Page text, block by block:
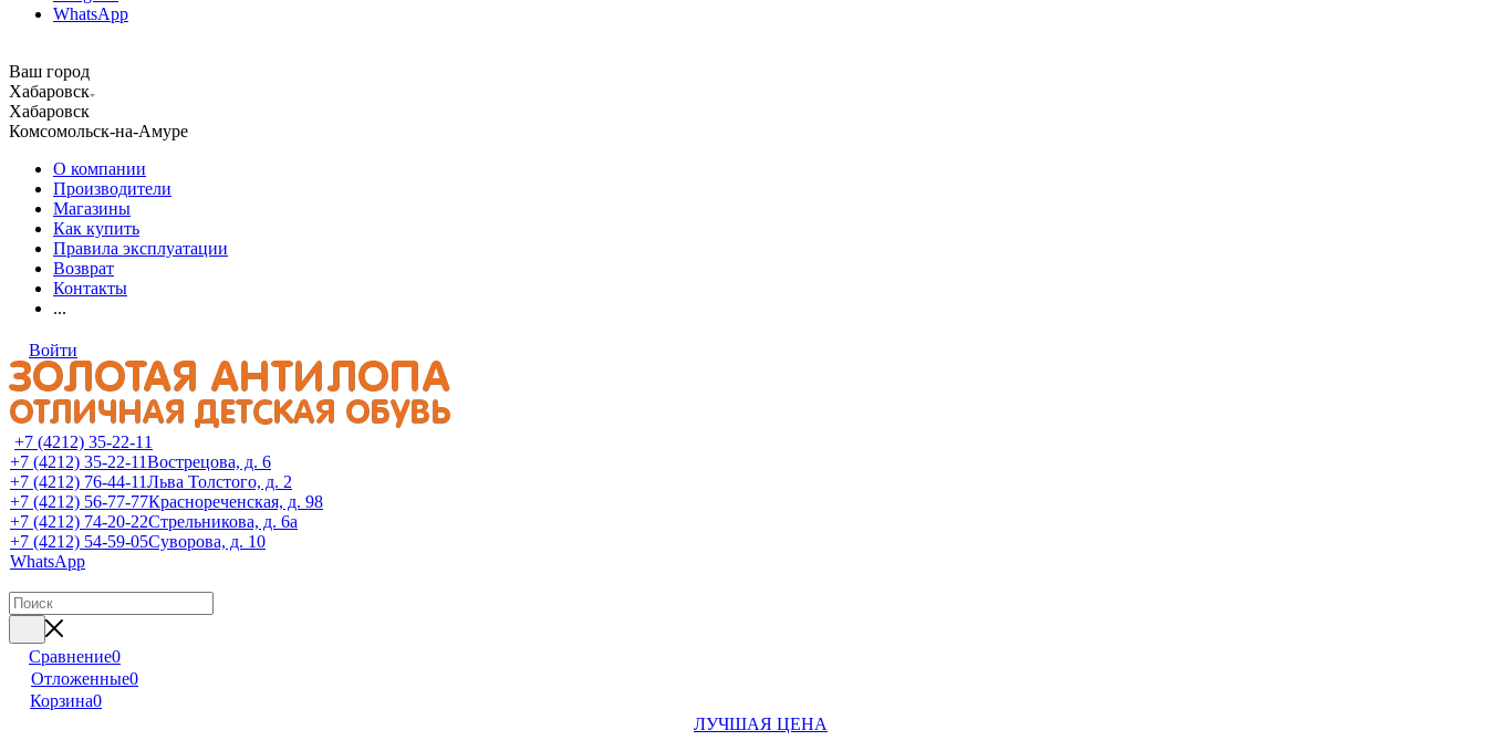
WhatsApp
Ваш город
Хабаровск
Хабаровск
Комсомольск-на-Амуре
О компании
Производители
Магазины
Как купить
Правила эксплуатации
Возврат
Контакты
...
Войти
+7 (4212) 35-22-11
+7 (4212) 35-22-11Вострецова, д. 6
+7 (4212) 76-44-11Льва Толстого, д. 2
+7 (4212) 56-77-77Краснореченская, д. 98
+7 (4212) 74-20-22Стрельникова, д. 6а
+7 (4212) 54-59-05Суворова, д. 10
WhatsApp
Сравнение0
Отложенные0
Корзина0
ЛУЧШАЯ ЦЕНА